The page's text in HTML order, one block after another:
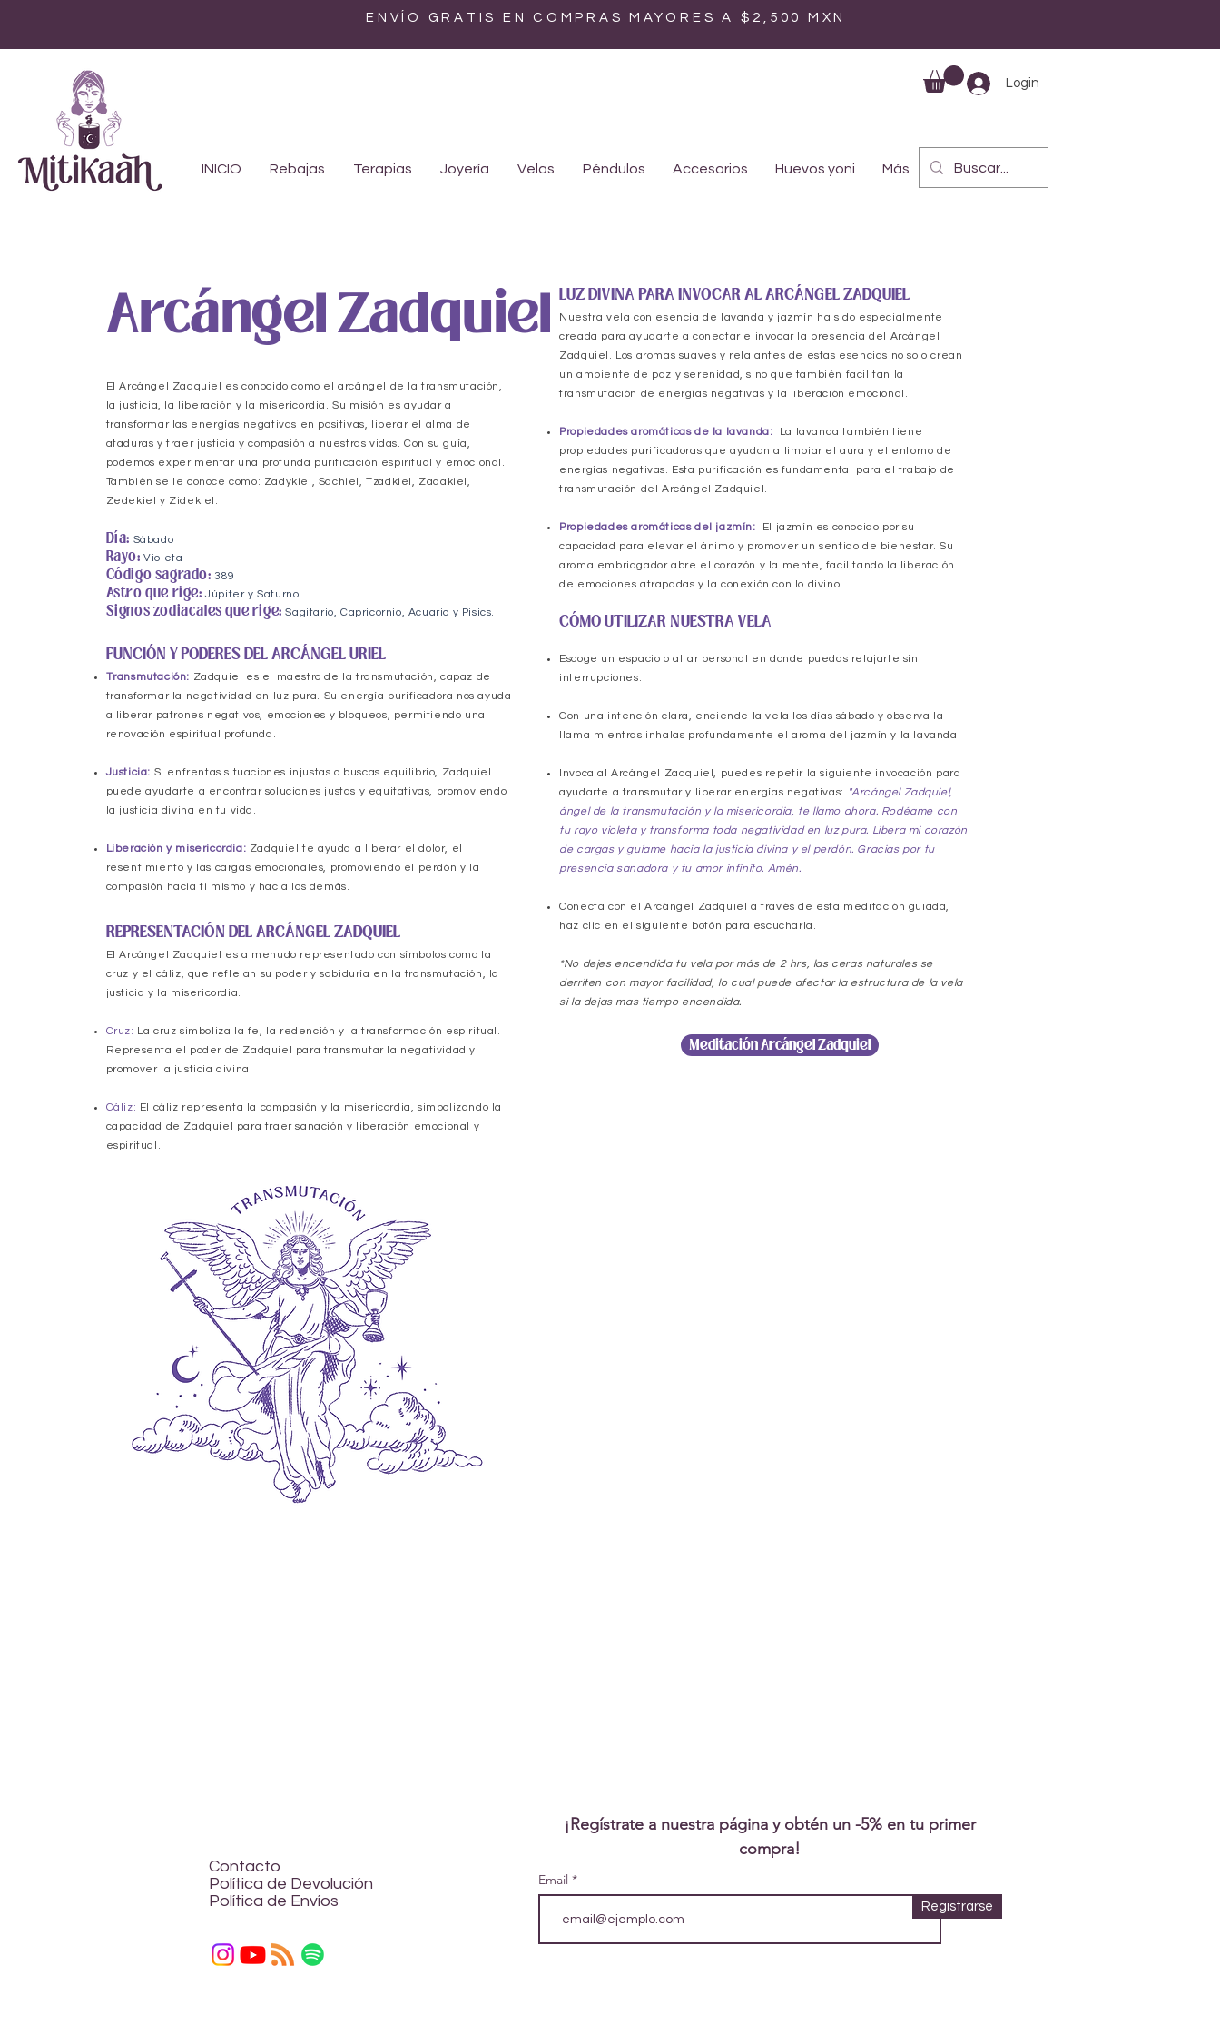
ENVÍO GRATIS EN COMPRAS MAYORES A $2,500 MXN
Login
INICIO Rebajas Terapias Joyería Velas Péndulos Accesorios Huevos yoni Más
Arcángel Zadquiel
El Arcángel Zadquiel es conocido como el arcángel de la transmutación,
la justicia, la liberación y la misericordia. Su misión es ayudar a
transformar las energías negativas en positivas, liberar el alma de
ataduras y traer justicia y compasión a nuestras vidas. Con su guía,
podemos experimentar una profunda purificación espiritual y emocional.
También se le conoce como: Zadykiel, Sachiel, Tzadkiel, Zadakiel,
Zedekiel y Zidekiel.
Día: Sábado
Rayo: Violeta
Código sagrado: 389
Astro que rige:Júpiter y Saturno
Signos zodiacales que rige:Sagitario, Capricornio, Acuario y Pisics.
FUNCIÓN Y PODERES DEL ARCÁNGEL URIEL
Transmutación: Zadquiel es el maestro de la transmutación, capaz de
transformar la negatividad en luz pura. Su energía purificadora nos ayuda
a liberar patrones negativos, emociones y bloqueos, permitiendo una
renovación espiritual profunda.
Justicia: Si enfrentas situaciones injustas o buscas equilibrio, Zadquiel
puede ayudarte a encontrar soluciones justas y equitativas, promoviendo
la justicia divina en tu vida.
Liberación y misericordia: Zadquiel te ayuda a liberar el dolor, el
resentimiento y las cargas emocionales, promoviendo el perdón y la
compasión hacia ti mismo y hacia los demás.
REPRESENTACIÓN DEL ARCÁNGEL ZADQUIEL
El Arcángel Zadquiel es a menudo representado con símbolos como la
cruz y el cáliz, que reflejan su poder y sabiduría en la transmutación, la
justicia y la misericordia.
Cruz: La cruz simboliza la fe, la redención y la transformación espiritual.
Representa el poder de Zadquiel para transmutar la negatividad y
promover la justicia divina.
Cáliz: El cáliz representa la compasión y la misericordia, simbolizando la
capacidad de Zadquiel para traer sanación y liberación emocional y
espiritual.
LUZ DIVINA PARA INVOCAR AL ARCÁNGEL ZADQUIEL
Nuestra vela con esencia de lavanda y jazmín ha sido especialmente
creada para ayudarte a conectar e invocar la presencia del Arcángel
Zadquiel. Los aromas suaves y relajantes de estas esencias no solo crean
un ambiente de paz y serenidad, sino que también facilitan la
transmutación de energías negativas y la liberación emocional.
Propiedades aromáticas de la lavanda:
La lavanda también tiene
propiedades purificadoras que ayudan a limpiar el aura y el entorno de
energías negativas. Esta purificación es fundamental para el trabajo de
transmutación del Arcángel Zadquiel.
Propiedades aromáticas del jazmín:
El jazmín es conocido por su
capacidad para elevar el ánimo y promover un sentido de bienestar. Su
aroma embriagador abre el corazón y la mente, facilitando la liberación
de emociones atrapadas y la conexión con lo divino.
CÓMO UTILIZAR NUESTRA VELA
Escoge un espacio o altar personal en donde puedas relajarte sin
interrupciones.
Con una intención clara, enciende la vela los días sábado y observa la
llama mientras inhalas profundamente el aroma del jazmín y la lavanda.
Invoca al Arcángel Zadquiel, puedes repetir la siguiente invocación para
ayudarte a transmutar y liberar energías negativas:
"Arcángel Zadquiel,
ángel de la transmutación y la misericordia, te llamo ahora. Rodéame con
tu rayo violeta y transforma toda negatividad en luz pura. Libera mi corazón
de cargas y guíame hacia la justicia divina y el perdón. Gracias por tu
presencia sanadora y tu amor infinito. Amén.
Conecta con el Arcángel Zadquiel a través de esta meditación guiada,
haz clic en el siguiente botón para escucharla.
*No dejes encendida tu vela por más de 2 hrs, las ceras naturales se
derriten con mayor facilidad, lo cual puede afectar la estructura de la vela
si la dejas mas tiempo encendida.
Meditación Arcángel Zadquiel
Contacto
Política de Devolución
Política de Envíos
¡Regístrate a nuestra página y obtén un -5% en tu primer
compra!
Email
Registrarse